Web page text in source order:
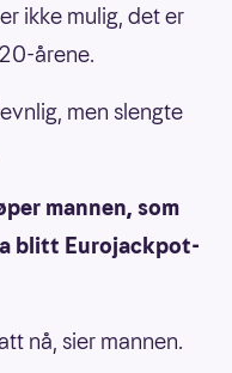
ikke mulig, det er
årene.
men slengte
mannen, som
blitt Eurojackpot-
nå, sier mannen.